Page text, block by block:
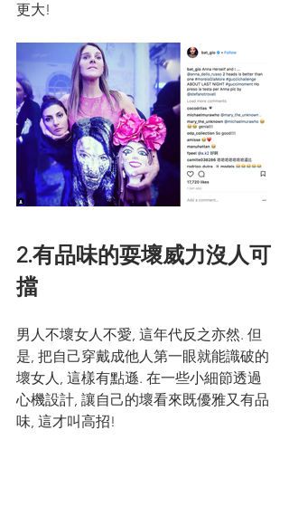
更大!
2.有品味的耍壞威力沒人可
擋
男人不壞女人不愛, 這年代反之亦然. 但
是, 把自己穿戴成他人第一眼就能識破的
壞女人, 這樣有點遜. 在一些小細節透過
心機設計, 讓自己的壞看來既優雅又有品
味, 這才叫高招!